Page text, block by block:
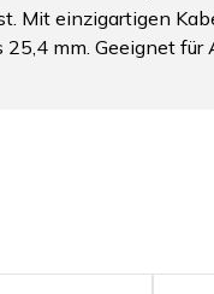
Mit einzigartigen
mm. Geeignet für